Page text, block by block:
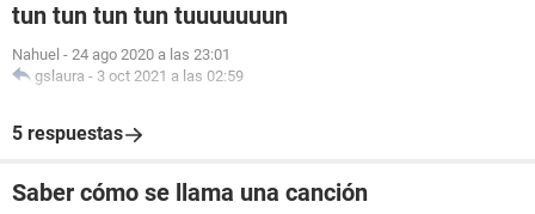
tun tun tun tun tuuuuuuun
Nahuel - 24 ago 2020 a las 23:01
gslaura - 3 oct 2021 a las 02:59
5 respuestas
Saber cómo se llama una canción